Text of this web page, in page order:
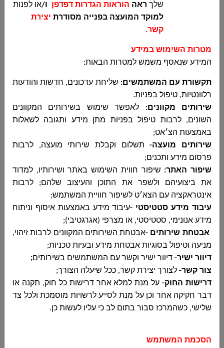
בכבוד רב
וסים עומר
מנהל הרכש במועצה
שלך ראה הוראות הגדרות דפדפן ו/או לפנות
למוקד המועצה בפנייה מסודרת יצירת
קשר.
מטרות השימוש במידע
המידע שנאסף משמש למטרות הבאות:
תקשורת עם המשתמשים: שליחת עדכונים, חדשות והודעות
רלוונטיות, טיפול בפניות.
שירותים מקוונים: לאפשר שימוש בשירותים המקוונים
השונים, לרבות טיפול בפניות מתן מידע ותגובה לשאלות
באמצעות הצ׳אט;
שירותים מועצה- תשלום וקבלת שירותי מועצה, לרבות
פרסום מידע ותכנים;
שיפור האתר: שיפור חווית השימוש באתר ושירותיו, למדוד
את ביצועיהם ולשפר את התוכן והעיצוב שלהם; לרבות
אינטראקציה עם הצא׳ט לשיפור חוויית המשתמש;
עיבוד מידע סטטיסטי -עיבוד מידע באמצעות איסוף וניתוח
מידע אנונימי, סטטיסטי, או מצרפי (אגרגטיבי);
אבטחת שירותים -אבטחת השירותים המקוונים לרבות זיהוי,
מניעה וטיפול בסוגיות אבטחת מידע ובעיות טכניות;
דיוור ישיר- דיוור ישיר וקשר עם המשתמשים בשירותים;
צור קשר- לצורך יצירת קשר, ככל שיעלה הצורך;
דרישות החוק- על מנת למלא אחר דרישות כל חוק, תקנה או
דבר חקיקה אחר וכן על מנת לסייע לרשויות מוסמכת ולכל צד
שלישי, כשהמרכז סבור בתום לב כי עליו לעשות כן.
הסכמת המשתמש